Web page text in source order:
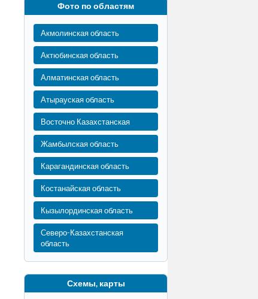
Фото по областям
Акмолинская область
Актюбинская область
Алматинская область
Атырауская область
Восточно Казахстанская
Жамбылская область
Карагандинская область
Костанайская область
Кызылординская область
Северо-Казахстанская
область
Схемы, карты